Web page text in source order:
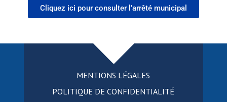
Cliquez ici pour consulter l'arrêté municipal
MENTIONS LÉGALES
POLITIQUE DE CONFIDENTIALITÉ